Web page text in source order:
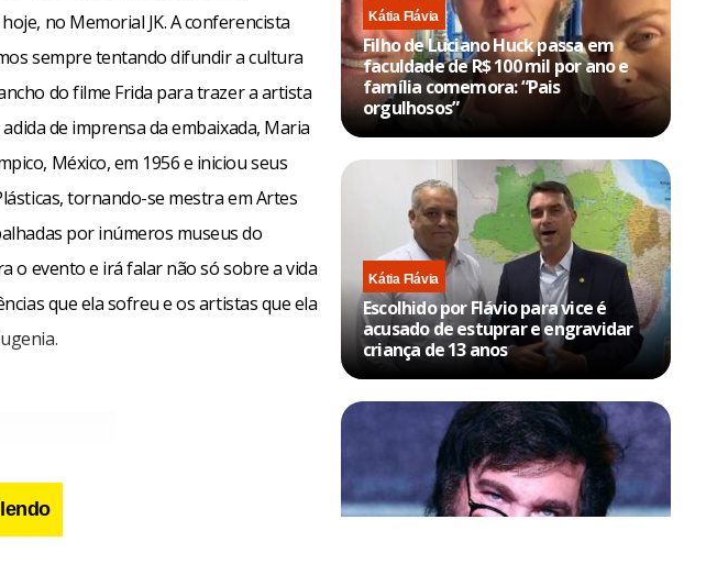
no Memorial JK. A conferencista
sempre tentando difundir a cultura
do filme Frida para trazer a artista
de imprensa da embaixada, Maria
México, em 1956 e iniciou seus
tornando-se mestra em Artes
por inúmeros museus do
o evento e irá falar não só sobre a vida
que ela sofreu e os artistas que ela
Kátia Flávia
Filho de Luciano Huck passa em
faculdade de R$ 100 mil por ano e
família comemora: “Pais
orgulhosos”
Kátia Flávia
Escolhido por Flávio para vice é
acusado de estuprar e engravidar
criança de 13 anos